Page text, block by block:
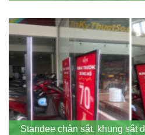
Standee chân sắt, khung sắt